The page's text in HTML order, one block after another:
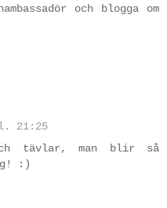
och blogga om
21:25
tävlar, man blir så
:)